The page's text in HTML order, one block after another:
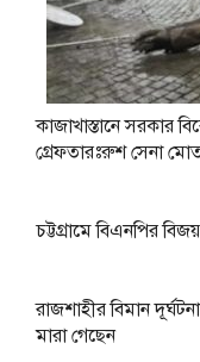
কাজাখাস্তানে সরকার
গ্রেফতারঃরুশ সেনা
চট্টগ্রামে বিএনপির
রাজশাহীর বিমান
মারা গেছেন